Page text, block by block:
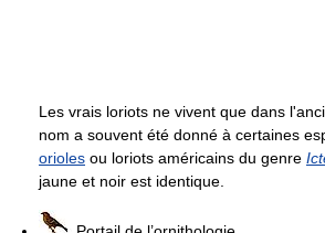
Les vrais loriots ne vivent que dans
nom a souvent été donné à certaines
orioles ou loriots américains du genre
jaune et noir est identique.